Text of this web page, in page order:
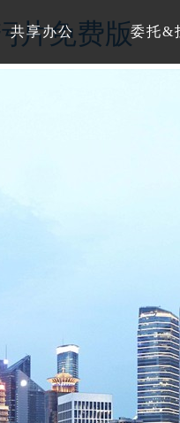
片免费版
共享办公 委托&